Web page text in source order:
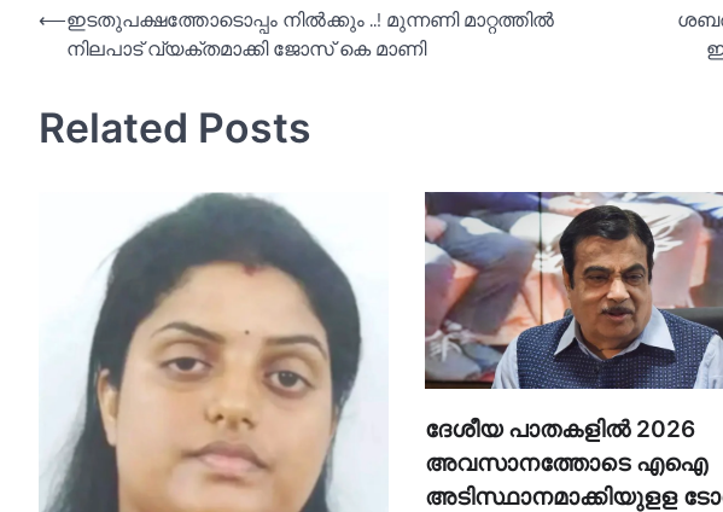
Post
navigation
⟵ഇടതുപക്ഷത്തോടൊപ്പം നില്‍ക്കും ..! മുന്നണി മാറ്റത്തില്‍
നിലപാട് വ്യക്തമാക്കി ജോസ് കെ മാണി
Related Posts
ദേശീയ പാതകളില്‍ 2026
അവസാനത്തോടെ എഐ
അടിസ്ഥാനമാക്കിയുളള